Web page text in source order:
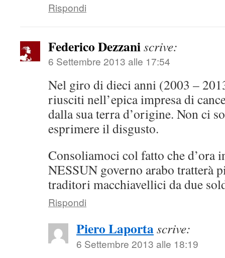
Rispondi
Federico Dezzaniscrive:
6 Settembre 2013 alle 17:54
Nel giro di dieci anni (2003 –
riusciti nell’epica impresa di
dalla sua terra d’origine. Non ci
esprimere il disgusto.
Consoliamoci col fatto che d’ora
NESSUN governo arabo tratterà
traditori macchiavellici da due
Rispondi
Piero Laportascrive:
6 Settembre 2013 alle 18:19